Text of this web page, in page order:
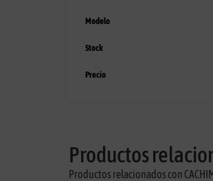
Modelo
Stock
Precio
Productos
Productos relacionados con